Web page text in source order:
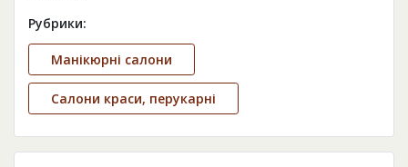
Рубрики:
Манікюрні салони
Салони краси, перукарні